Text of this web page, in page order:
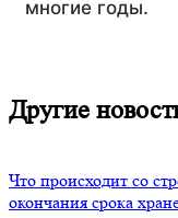
многие годы.
Другие
Что происходит со
окончания срока